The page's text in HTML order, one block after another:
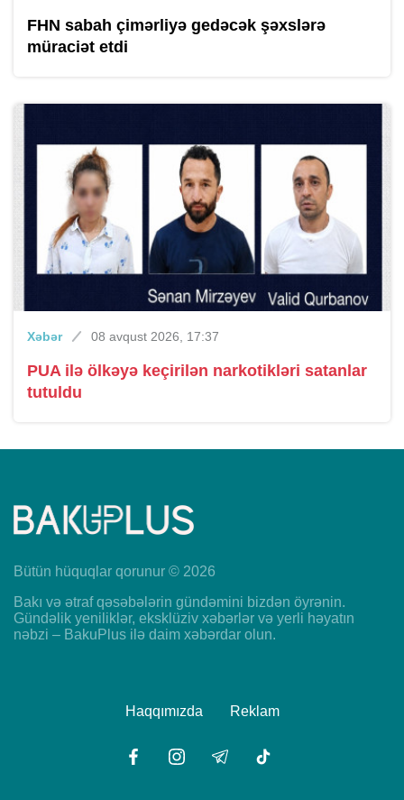
FHN sabah çimərliyə gedəcək şəxslərə
müraciət etdi
Xəbər 08 avqust 2026, 17:37
PUA ilə ölkəyə keçirilən narkotikləri satanlar
tutuldu
Bütün hüquqlar qorunur © 2026
Bakı və ətraf qəsəbələrin gündəmini bizdən öyrənin.
Gündəlik yeniliklər, eksklüziv xəbərlər və yerli həyatın
nəbzi – BakuPlus ilə daim xəbərdar olun.
Haqqımızda Reklam